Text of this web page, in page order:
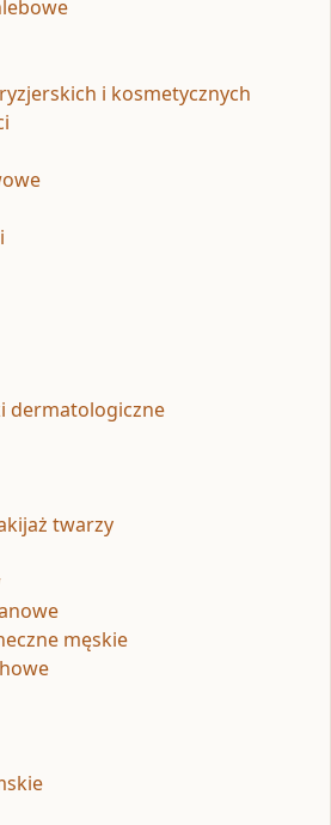
i kosmetycznych
dermatologiczne
twarzy
męskie